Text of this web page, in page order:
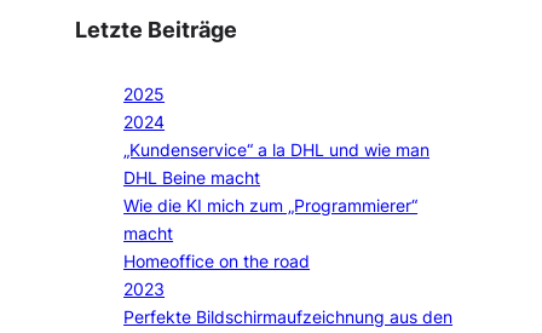
Letzte Beiträge
2025
2024
„Kundenservice“ a la DHL und wie man
DHL Beine macht
Wie die KI mich zum „Programmierer“
macht
Homeoffice on the road
2023
Perfekte Bildschirmaufzeichnung aus den